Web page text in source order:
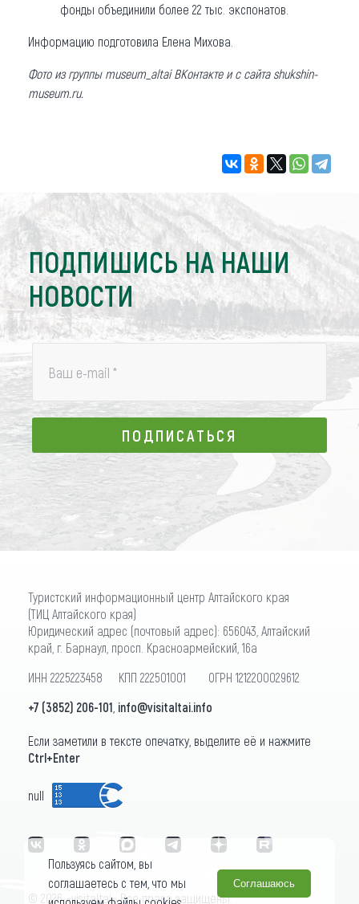
фонды объединили более 22 тыс. экспонатов.
Информацию подготовила Елена Михова.
Фото из группы museum_altai ВКонтакте и с сайта shukshin-
museum.ru.
ПОДПИШИСЬ НА НАШИ
НОВОСТИ
Ваш e-mail *
ПОДПИСАТЬСЯ
ПОДПИСАТЬСЯ
Туристский информационный центр Алтайского края
(ТИЦ Алтайского края)
Юридический адрес (почтовый адрес): 656043, Алтайский
край, г. Барнаул, просп. Красноармейский, 16а
ИНН 2225223458 КПП 222501001 ОГРН 1212200029612
+7 (3852) 206-101 info@visitaltai.info
Если заметили в тексте опечатку, выделите её и нажмите
Ctrl+Enter
null
© 2026 «visitaltai» Все права защищены.
Пользуясь сайтом, вы
соглашаетесь с тем, что мы
Соглашаюсь